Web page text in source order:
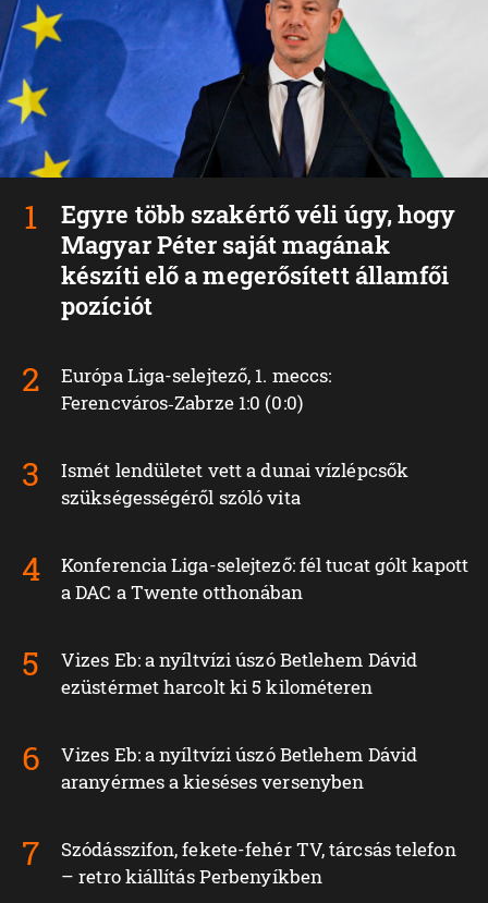
Egyre több szakértő véli úgy, hogy
Magyar Péter saját magának
készíti elő a megerősített államfői
pozíciót
Európa Liga-selejtező, 1. meccs:
Ferencváros‑Zabrze 1:0 (0:0)
Ismét lendületet vett a dunai vízlépcsők
szükségességéről szóló vita
Konferencia Liga-selejtező: fél tucat gólt kapott
a DAC a Twente otthonában
Vizes Eb: a nyíltvízi úszó Betlehem Dávid
ezüstérmet harcolt ki 5 kilométeren
Vizes Eb: a nyíltvízi úszó Betlehem Dávid
aranyérmes a kieséses versenyben
Szódásszifon, fekete-fehér TV, tárcsás telefon
– retro kiállítás Perbenyíkben